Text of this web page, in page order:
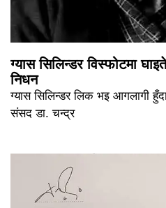
ग्यास सिलिन्डर विस्फोटमा
निधन
ग्यास सिलिन्डर लिक भइ आगलागी
संसद डा. चन्द्र